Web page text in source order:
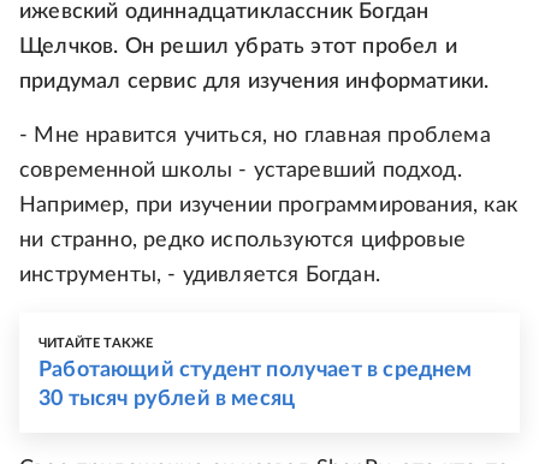
ижевский одиннадцатиклассник Богдан
Щелчков. Он решил убрать этот пробел и
придумал сервис для изучения информатики.
- Мне нравится учиться, но главная проблема
современной школы - устаревший подход.
Например, при изучении программирования, как
ни странно, редко используются цифровые
инструменты, - удивляется Богдан.
ЧИТАЙТЕ ТАКЖЕ
Работающий студент получает в среднем
30 тысяч рублей в месяц